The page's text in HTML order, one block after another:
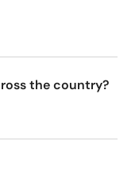
the country?